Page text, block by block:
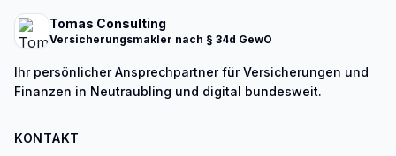
Tomas Consulting
Versicherungsmakler nach § 34d GewO
Ihr persönlicher Ansprechpartner für Versicherungen und
Finanzen in Neutraubling und digital bundesweit.
KONTAKT